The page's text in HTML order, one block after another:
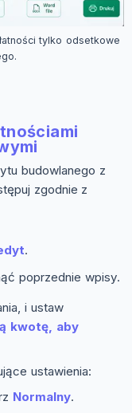
tylko odsetkowe
budowlanego z
zgodnie z
.
poprzednie wpisy.
, i ustaw
kwotę, aby
ustawienia:
Normalny.